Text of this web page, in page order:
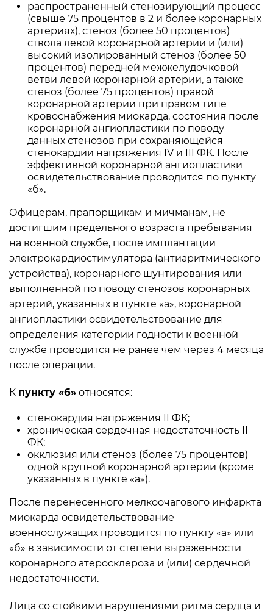
распространенный стенозирующий процесс
(свыше 75 процентов в 2 и более коронарных
артериях), стеноз (более 50 процентов)
ствола левой коронарной артерии и (или)
высокий изолированный стеноз (более 50
процентов) передней межжелудочковой
ветви левой коронарной артерии, а также
стеноз (более 75 процентов) правой
коронарной артерии при правом типе
кровоснабжения миокарда, состояния после
коронарной ангиопластики по поводу
данных стенозов при сохраняющейся
стенокардии напряжения IV и III ФК. После
эффективной коронарной ангиопластики
освидетельствование проводится по пункту
«б».
Офицерам, прапорщикам и мичманам, не
достигшим предельного возраста пребывания
на военной службе, после имплантации
электрокардиостимулятора (антиаритмического
устройства), коронарного шунтирования или
выполненной по поводу стенозов коронарных
артерий, указанных в пункте «а», коронарной
ангиопластики освидетельствование для
определения категории годности к военной
службе проводится не ранее чем через 4 месяца
после операции.
К пункту «б» относятся:
стенокардия напряжения II ФК;
хроническая сердечная недостаточность II
ФК;
окклюзия или стеноз (более 75 процентов)
одной крупной коронарной артерии (кроме
указанных в пункте «а»).
После перенесенного мелкоочагового инфаркта
миокарда освидетельствование
военнослужащих проводится по пункту «а» или
«б» в зависимости от степени выраженности
коронарного атеросклероза и (или) сердечной
недостаточности.
Лица со стойкими нарушениями ритма сердца и